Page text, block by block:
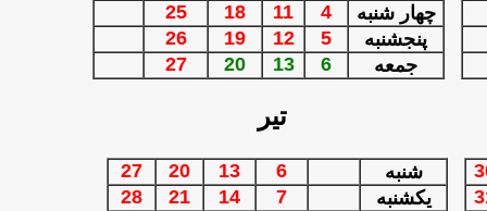
25
18 11 4
چهار شنبه
26
19 12 5
پنجشنبه
27
20 13 6 جمعه
تیر
27 20 13 6
شنبه
28
21 14 7
یکشنبه